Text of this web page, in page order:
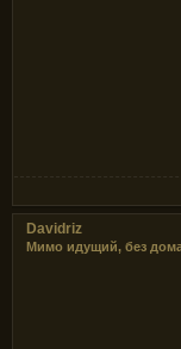
Davidriz
Мимо идущий, без